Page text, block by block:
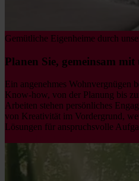
Gemütliche Eigenheime durch
Planen Sie, gemeinsam
Ein angenehmes Wohnvergnügen
Know-how, von der Planung bis
Arbeiten stehen persönliches
von Kreativität im Vordergrund,
Lösungen für anspruchsvolle